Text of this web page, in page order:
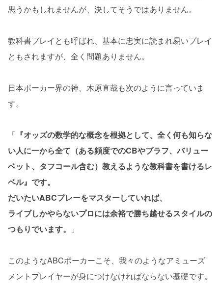
思うかもしれませんが、決してそうではありません。
教科書プレイとも呼ばれ、基本に忠実に読まれ易いプレイ
ともされますが、全く問題ありません。
日本ポーカー界の神、木原直哉も次のように言っていま
す。
「 『オッズの数学的な概念を根拠として、全く何も知らな
い人に一から全て（ある頻度でのCBやブラフ、バリュー
ベット、タフコール含む）教えるような教科書を書けるレ
ベル』です。
だいたいABCプレーをマスターしていれば、
ライブしかやらないプロには余裕で勝ち越せるスタイルの
つもりでいます。
」
このようなABCポーカーこそ、我々のようなアミューズ
メントプレイヤーが身につけなければならない基礎です。